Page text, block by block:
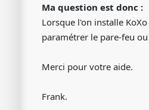
Ma question est donc :
Lorsque l'on installe
paramétrer le pare-feu
Merci pour votre aide.
Frank.